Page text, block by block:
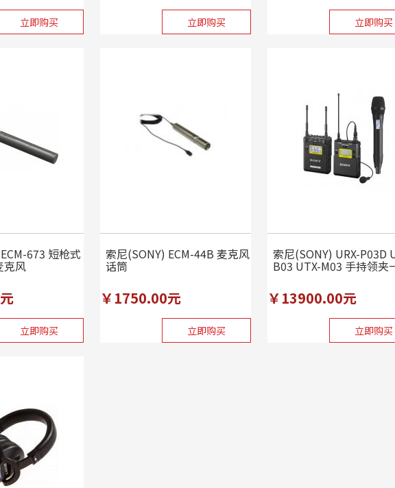
立即购买 立即购买 立即购买
673 短枪式
克风
立即购买
索尼(SONY) ECM-44B 麦克风
话筒
￥1750.00元
立即购买
索尼(SONY) URX-P03D
B03 UTX-M03 手持领夹
￥13900.00元
立即购买